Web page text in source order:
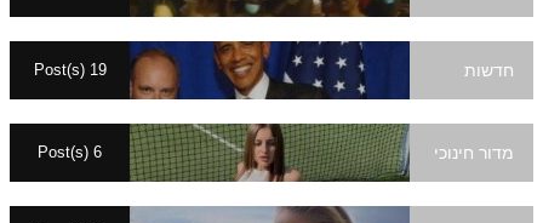
חדשות 19 Post(s)
מדור חינוכי